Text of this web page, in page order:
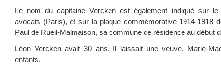
Le nom du capitaine Vercken est également indiqué sur
avocats (Paris), et sur la plaque commémorative 1914-1918
Paul de Rueil-Malmaison, sa commune de résidence au début
Léon Vercken avait 30 ans. Il laissait une veuve, Marie-
enfants.